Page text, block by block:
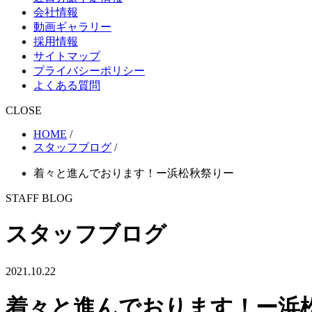
会社情報
動画ギャラリー
採用情報
サイトマップ
プライバシーポリシー
よくある質問
CLOSE
HOME /
スタッフブログ /
着々と進んでおります！ー浜松秋祭りー
STAFF BLOG
スタッフブログ
2021.10.22